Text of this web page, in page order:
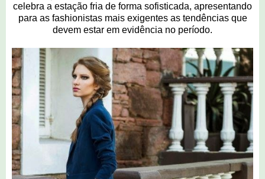
celebra a estação fria de forma sofisticada, apresentando
para as fashionistas mais exigentes as tendências que
devem estar em evidência no período.